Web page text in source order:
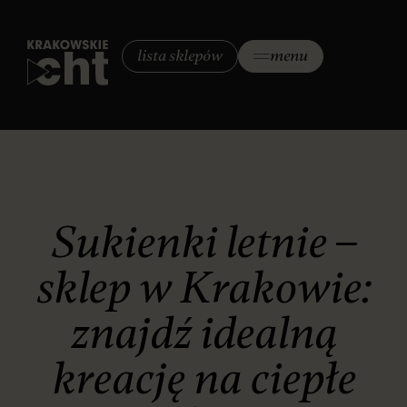
lista sklepów menu
Sukienki letnie –
sklep w Krakowie:
znajdź idealną
kreację na ciepłe